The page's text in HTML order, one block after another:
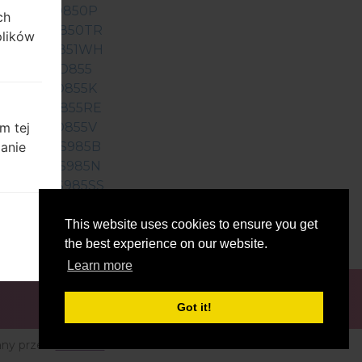
This website uses cookies to ensure you get
the best experience on our website.
Learn more
Got it!
LG G3D850P
LG G3D850TR
LG G3D851WH
LG G3D855
LG G3D855K
LG G3D855RE
LG G3D855V
LG G3VS985B
LG G3VS985N
LG G3VS985SS
przez:
tej